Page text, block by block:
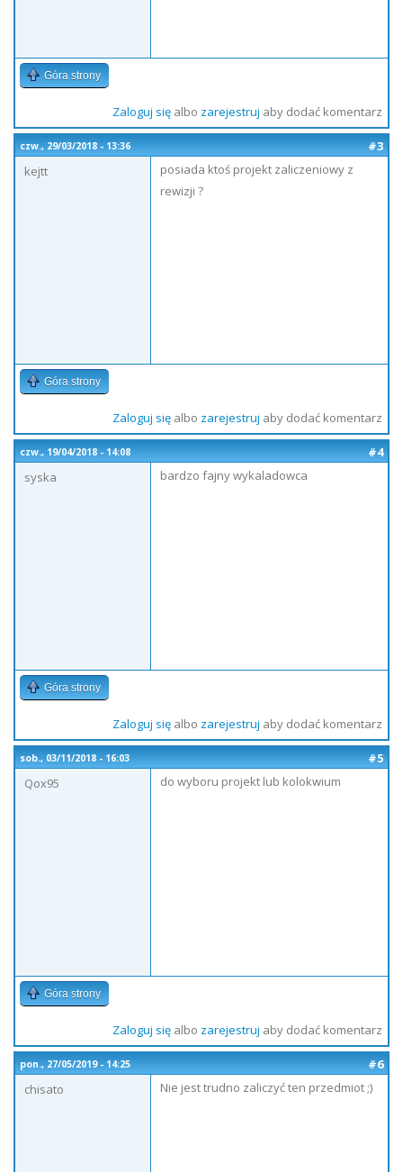
Góra strony
Zaloguj sięalbo zarejestruj aby dodać komentarz
czw., 29/03/2018 - 13:36
#3
kejtt
posiada ktoś projekt zaliczeniowy z
rewizji ?
Góra strony
Zaloguj sięalbo zarejestruj aby dodać komentarz
czw., 19/04/2018 - 14:08
#4
syska
bardzo fajny wykaladowca
Góra strony
Zaloguj sięalbo zarejestruj aby dodać komentarz
sob., 03/11/2018 - 16:03
#5
Qox95
do wyboru projekt lub kolokwium
Góra strony
Zaloguj sięalbo zarejestruj aby dodać komentarz
pon., 27/05/2019 - 14:25
#6
chisato
Nie jest trudno zaliczyć ten przedmiot ;)